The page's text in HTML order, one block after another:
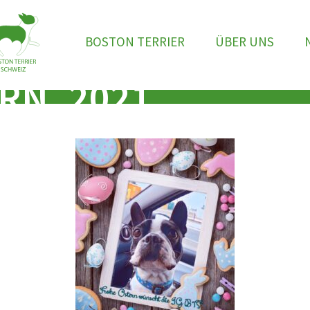
BOSTON TERRIER ÜBER UNS